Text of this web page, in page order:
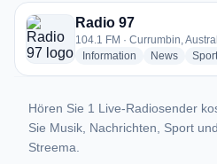
1 Radiosender aus Currumbin
Radio 97
104.1 FM · Currumbin,
Information radio stations
Newsradio
Hören Sie 1 Live-Radiosender
Sie Musik, Nachrichten, Sport
Streema.